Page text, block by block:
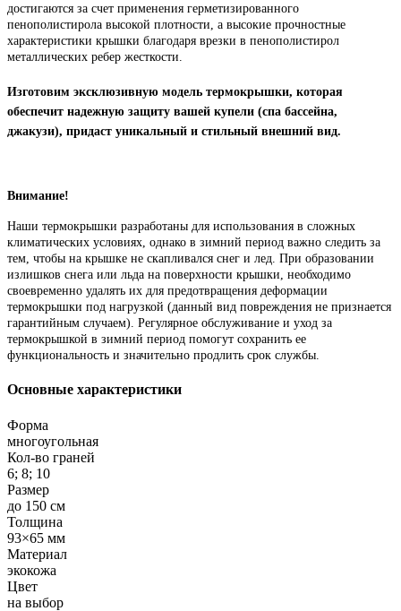
достигаются за счет применения герметизированного
пенополистирола высокой плотности, а высокие прочностные
характеристики крышки благодаря врезки в пенополистирол
металлических ребер жесткости.
Изготовим эксклюзивную модель термокрышки, которая
обеспечит надежную защиту вашей купели (спа бассейна,
джакузи), придаст уникальный и стильный внешний вид.
Внимание!
Наши термокрышки разработаны для использования в сложных
климатических условиях, однако в зимний период важно следить за
тем, чтобы на крышке не скапливался снег и лед. При образовании
излишков снега или льда на поверхности крышки, необходимо
своевременно удалять их для предотвращения деформации
термокрышки под нагрузкой (данный вид повреждения не признается
гарантийным случаем). Регулярное обслуживание и уход за
термокрышкой в зимний период помогут сохранить ее
функциональность и значительно продлить срок службы.
Основные характеристики
Форма
многоугольная
Кол-во граней
6; 8; 10
Размер
до 150 см
Толщина
93×65 мм
Материал
экокожа
Цвет
на выбор